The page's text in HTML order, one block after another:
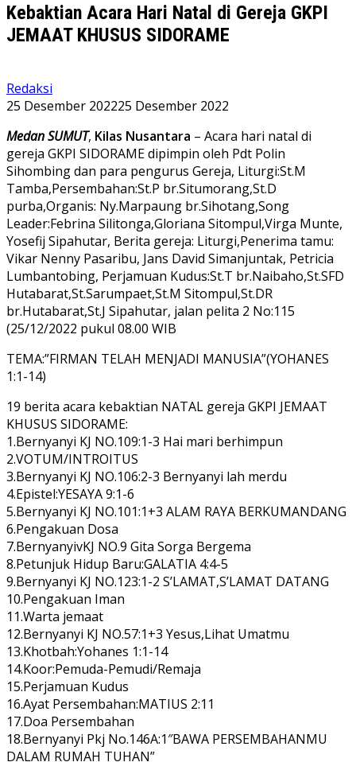
Kebaktian Acara Hari Natal di Gereja GKPI
JEMAAT KHUSUS SIDORAME
Redaksi
25 Desember 202225 Desember 2022
Medan SUMUT, Kilas Nusantara – Acara hari natal di
gereja GKPI SIDORAME dipimpin oleh Pdt Polin
Sihombing dan para pengurus Gereja, Liturgi:St.M
Tamba,Persembahan:St.P br.Situmorang,St.D
purba,Organis: Ny.Marpaung br.Sihotang,Song
Leader:Febrina Silitonga,Gloriana Sitompul,Virga Munte,
Yosefij Sipahutar, Berita gereja: Liturgi,Penerima tamu:
Vikar Nenny Pasaribu, Jans David Simanjuntak, Petricia
Lumbantobing, Perjamuan Kudus:St.T br.Naibaho,St.SFD
Hutabarat,St.Sarumpaet,St.M Sitompul,St.DR
br.Hutabarat,St.J Sipahutar, jalan pelita 2 No:115
(25/12/2022 pukul 08.00 WIB
TEMA:”FIRMAN TELAH MENJADI MANUSIA”(YOHANES
1:1-14)
19 berita acara kebaktian NATAL gereja GKPI JEMAAT
KHUSUS SIDORAME:
1.Bernyanyi KJ NO.109:1-3 Hai mari berhimpun
2.VOTUM/INTROITUS
3.Bernyanyi KJ NO.106:2-3 Bernyanyi lah merdu
4.Epistel:YESAYA 9:1-6
5.Bernyanyi KJ NO.101:1+3 ALAM RAYA BERKUMANDANG
6.Pengakuan Dosa
7.BernyanyivKJ NO.9 Gita Sorga Bergema
8.Petunjuk Hidup Baru:GALATIA 4:4-5
9.Bernyanyi KJ NO.123:1-2 S’LAMAT,S’LAMAT DATANG
10.Pengakuan Iman
11.Warta jemaat
12.Bernyanyi KJ NO.57:1+3 Yesus,Lihat Umatmu
13.Khotbah:Yohanes 1:1-14
14.Koor:Pemuda-Pemudi/Remaja
15.Perjamuan Kudus
16.Ayat Persembahan:MATIUS 2:11
17.Doa Persembahan
18.Bernyanyi Pkj No.146A:1″BAWA PERSEMBAHANMU
DALAM RUMAH TUHAN”